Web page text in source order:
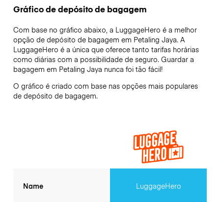
Gráfico de depósito de bagagem
Com base no gráfico abaixo, a LuggageHero é a melhor
opção de depósito de bagagem em Petaling Jaya. A
LuggageHero é a única que oferece tanto tarifas horárias
como diárias com a possibilidade de seguro. Guardar a
bagagem em Petaling Jaya nunca foi tão fácil!
O gráfico é criado com base nas opções mais populares
de depósito de bagagem.
Name LuggageHero